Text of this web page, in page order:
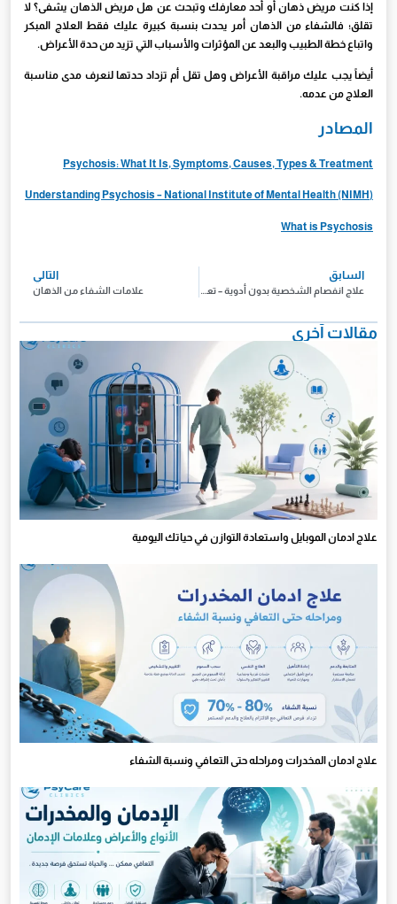
إذا كنت مريض ذهان أو أحد معارفك وتبحث عن هل مريض الذهان يشفى؟ لا
تقلق؛ فالشفاء من الذهان أمر يحدث بنسبة كبيرة عليك فقط العلاج المبكر
واتباع خطة الطبيب والبعد عن المؤثرات والأسباب التي تزيد من حدة الأعراض.
أيضاً يجب عليك مراقبة الأعراض وهل تقل أم تزداد حدتها لنعرف مدى مناسبة
العلاج من عدمه.
المصادر
Psychosis: What It Is, Symptoms, Causes, Types & Treatment
Understanding Psychosis – National Institute of Mental Health (NIMH)
What is Psychosis
السابق التالي
علامات الشفاء من الذهان
مقالات آخرى
علاج ادمان الموبايل واستعادة التوازن في حياتك اليومية
علاج ادمان المخدرات ومراحله حتى التعافي ونسبة الشفاء